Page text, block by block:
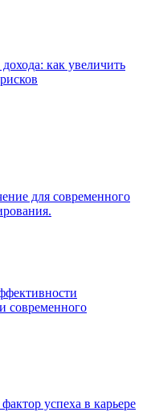
как увеличить
для современного
современного
успеха в карьере